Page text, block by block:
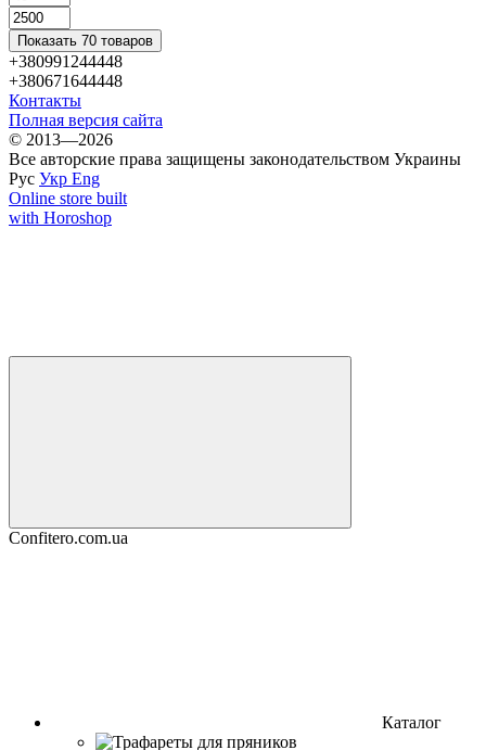
Показать 70 товаров
+380991244448
+380671644448
Контакты
Полная версия сайта
© 2013—2026
Все авторские права защищены законодательством Украины
Рус Укр Eng
Online store built
with Horoshop
Confitero.com.ua
Каталог